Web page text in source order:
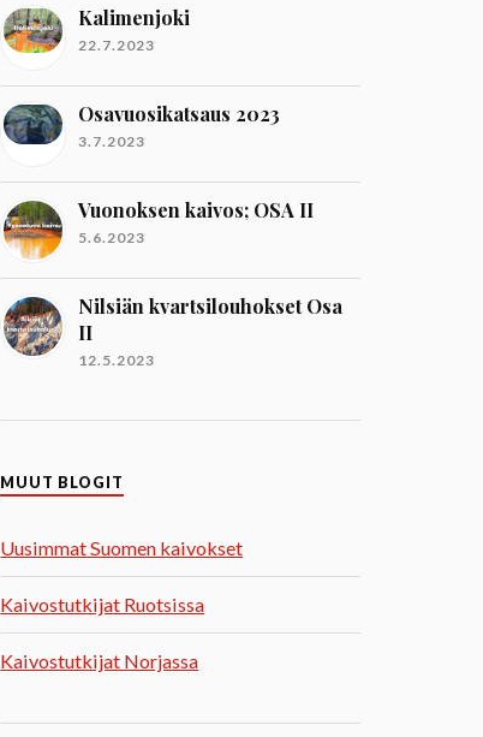
Kalimenjoki
22.7.2023
Osavuosikatsaus 2023
3.7.2023
Vuonoksen kaivos; OSA II
5.6.2023
Nilsiän kvartsilouhokset Osa
II
12.5.2023
MUUT BLOGIT
Uusimmat Suomen kaivokset
Kaivostutkijat Ruotsissa
Kaivostutkijat Norjassa